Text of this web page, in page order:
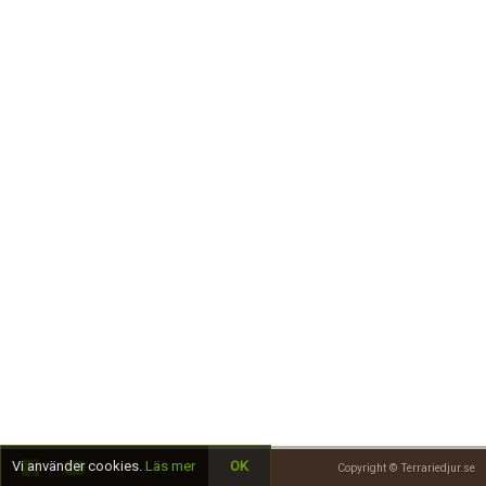
Copyright © Terrariedjur.se
Vi använder cookies. Läs mer OK